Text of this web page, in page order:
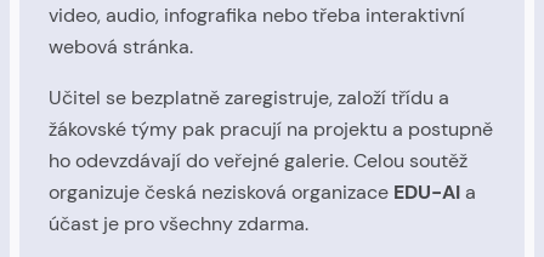
video, audio, infografika nebo třeba interaktivní
webová stránka.
Učitel se bezplatně zaregistruje, založí třídu a
žákovské týmy pak pracují na projektu a postupně
ho odevzdávají do veřejné galerie. Celou soutěž
organizuje česká nezisková organizace EDU-AIa
účast je pro všechny zdarma.